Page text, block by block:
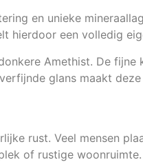
en unieke
hierdoor een volledig
Amethist. De
glans maakt
rust. Veel mensen
of rustige woonruimte.